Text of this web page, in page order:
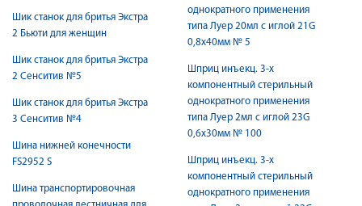
Шик станок для бритья Экстра
2 Бьюти для женщин
Шик станок для бритья Экстра
2 Сенситив №5
Шик станок для бритья Экстра
3 Сенситив №4
Шина нижней конечности
FS2952 S
Шина транспортировочная
однократного применения
типа Луер 20мл с иглой 21G
0,8х40мм № 5
Шприц инъекц. 3-х
компонентный стерильный
однократного применения
типа Луер 2мл с иглой 23G
0,6х30мм № 100
Шприц инъекц. 3-х
компонентный стерильный
однократного применения